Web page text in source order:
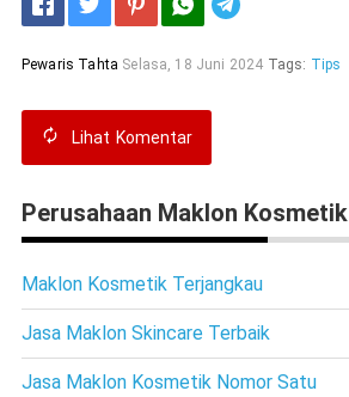
Pewaris Tahta Selasa, 18 Juni 2024 Tags: Tips
Lihat Komentar
Perusahaan Maklon Kosmetik
Maklon Kosmetik Terjangkau
Jasa Maklon Skincare Terbaik
Jasa Maklon Kosmetik Nomor Satu